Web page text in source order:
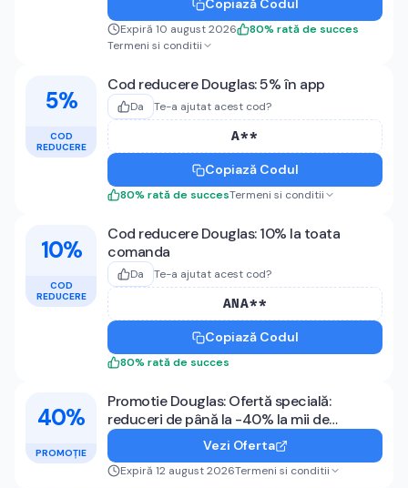
Copiază Codul
Expiră 10 august 2026 80% rată de succes
Termeni si conditii
5%
COD
REDUCERE
Cod reducere Douglas: 5% în app
Da Te-a ajutat acest cod?
A**
Copiază Codul
80% rată de succesTermeni si conditii
10%
COD
REDUCERE
Cod reducere Douglas: 10% la toata
comanda
Da Te-a ajutat acest cod?
ANA**
Copiază Codul
80% rată de succes
40%
PROMOȚIE
Promotie Douglas: Ofertă specială:
reduceri de până la -40% la mii de
produse!*
Vezi Oferta
Expiră 12 august 2026Termeni si conditii